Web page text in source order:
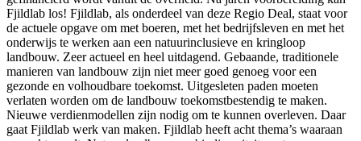
Fjildlab los! Fjildlab, als onderdeel van deze Regio Deal, staat voor
de actuele opgave om met boeren, met het bedrijfsleven en met het
onderwijs te werken aan een natuurinclusieve en kringloop
landbouw. Zeer actueel en heel uitdagend. Gebaande, traditionele
manieren van landbouw zijn niet meer goed genoeg voor een
gezonde en volhoudbare toekomst. Uitgesleten paden moeten
verlaten worden om de landbouw toekomstbestendig te maken.
Nieuwe verdienmodellen zijn nodig om te kunnen overleven. Daar
gaat Fjildlab werk van maken. Fjildlab heeft acht thema’s waaraan